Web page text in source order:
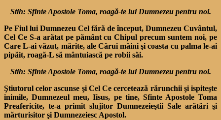
Stih: Sfinte Apostole Toma, roagă-te lui Dumnezeu pentru noi.
Pe Fiul lui Dumnezeu Cel fără de început, Dumnezeu Cuvântul,
Cel Ce S-a arătat pe pământ cu Chipul precum sun­tem noi, pe
Care L-ai văzut, mărite, ale Cărui mâini şi coas­ta cu palma le-ai
pipăit, roa­gă-L să mântuiască pe robii săi.
Stih: Sfinte Apostole Toma, roagă-te lui Dumnezeu pentru noi.
Ştiutorul celor ascunse şi Cel Ce cercetează rărunchii şi ispiteşte
inimile, Dumnezeul meu, Iisus, pe tine, Sfinte Apostole Toma
Preafericite, te-a primit slujitor Dumnezeieştii Sale arătări şi
mărturisitor şi Dumnezeiesc Apostol.